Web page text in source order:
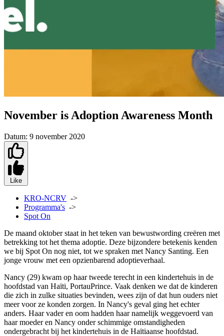
November is Adoption Awareness Month
Datum: 9 november 2020
Like
KRO-NCRV ->
Programma's ->
Spot On
De maand oktober staat in het teken van bewustwording creëren met
betrekking tot het thema adoptie. Deze bijzondere betekenis kenden
we bij Spot On nog niet, tot we spraken met Nancy Santing. Een
jonge vrouw met een opzienbarend adoptieverhaal.
Nancy (29) kwam op haar tweede terecht in een kindertehuis in de
hoofdstad van Haïti, PortauPrince. Vaak denken we dat de kinderen
die zich in zulke situaties bevinden, wees zijn of dat hun ouders niet
meer voor ze konden zorgen. In Nancy's geval ging het echter
anders. Haar vader en oom hadden haar namelijk weggevoerd van
haar moeder en Nancy onder schimmige omstandigheden
ondergebracht bij het kindertehuis in de Haïtiaanse hoofdstad.